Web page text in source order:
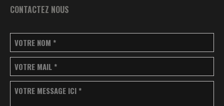
CONTACTEZ NOUS
VOTRE NOM *
VOTRE MAIL *
VOTRE MESSAGE ICI *